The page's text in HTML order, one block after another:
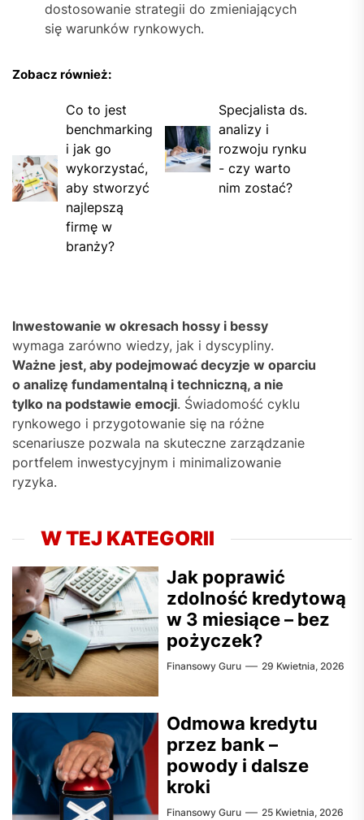
dostosowanie strategii do zmieniających
się warunków rynkowych.
Zobacz również:
Co to jest
benchmarking
i jak go
wykorzystać,
aby stworzyć
najlepszą
firmę w
branży?
Specjalista ds.
analizy i
rozwoju rynku
- czy warto
nim zostać?
Inwestowanie w okresach hossy i bessy
wymaga zarówno wiedzy, jak i dyscypliny.
Ważne jest, aby podejmować decyzje w oparciu
o analizę fundamentalną i techniczną, a nie
tylko na podstawie emocji. Świadomość cyklu
rynkowego i przygotowanie się na różne
scenariusze pozwala na skuteczne zarządzanie
portfelem inwestycyjnym i minimalizowanie
ryzyka.
W TEJ KATEGORII
Jak poprawić
zdolność kredytową
w 3 miesiące – bez
pożyczek?
Finansowy Guru 29 Kwietnia, 2026
Odmowa kredytu
przez bank –
powody i dalsze
kroki
Finansowy Guru 25 Kwietnia, 2026